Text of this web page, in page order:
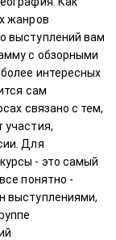
жанров
выступлений вам
с обзорными
интересных
сам
связано с тем,
участия,
Для
- это самый
понятно -
выступлениями,